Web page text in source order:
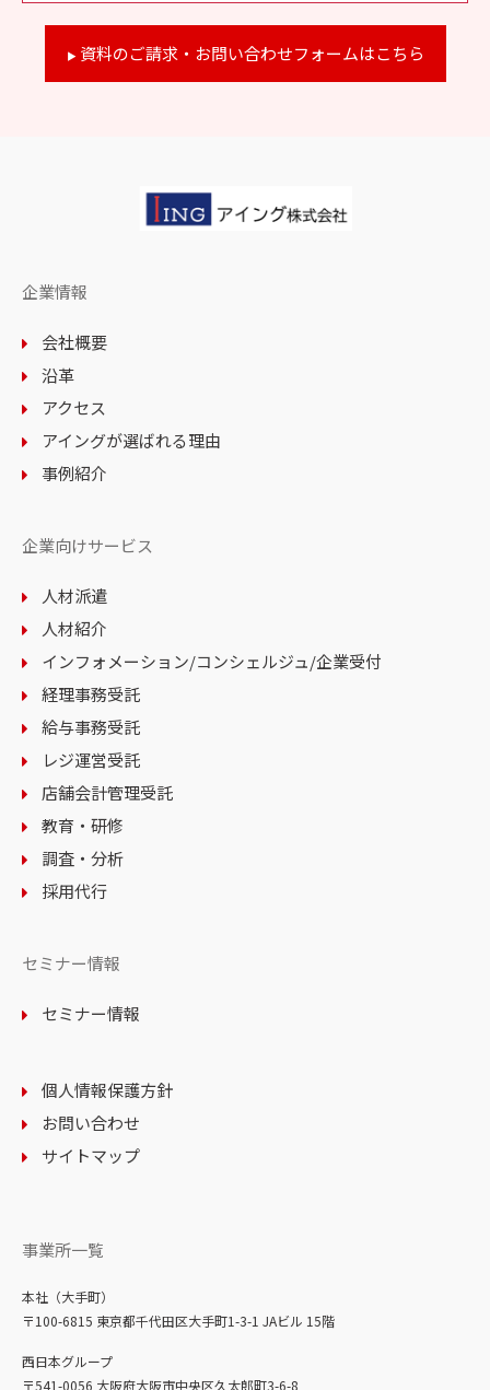
▶資料のご請求・お問い合わせフォームはこちら
企業情報
会社概要
沿革
アクセス
アイングが選ばれる理由
事例紹介
企業向けサービス
人材派遣
人材紹介
インフォメーション/コンシェルジュ/企業受付
経理事務受託
給与事務受託
レジ運営受託
店舗会計管理受託
教育・研修
調査・分析
採用代行
セミナー情報
セミナー情報
個人情報保護方針
お問い合わせ
サイトマップ
事業所一覧
本社（大手町）
〒100-6815 東京都千代田区大手町1-3-1 JAビル 15階
西日本グループ
〒541-0056 大阪府大阪市中央区久太郎町3-6-8